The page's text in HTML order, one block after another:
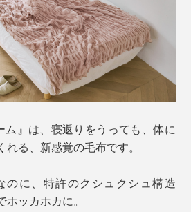
ム』は、寝返りをうっても、体に
る、新感覚の毛布です。
のに、特許のクシュクシュ構造
ッカホカに。